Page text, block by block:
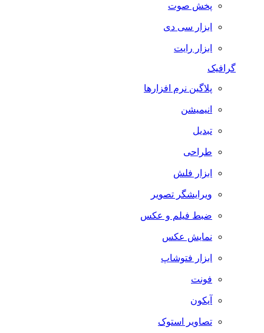
پخش صوت
ابزار سی دی
ابزار رایت
گرافیک
پلاگین نرم افزارها
انیمیشن
تبدیل
طراحی
ابزار فلش
ویرایشگر تصویر
ضبط فيلم و عكس
نمایش عکس
ابزار فتوشاپ
فونت
آیکون
تصاویر استوک